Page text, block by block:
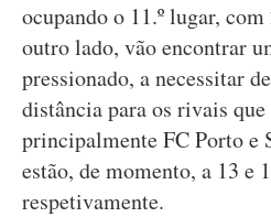
ocupando o 11.º lugar,
outro lado, vão encontrar
pressionado, a necessitar
distância para os rivais que
principalmente FC Porto e
estão, de momento, a 13 e
respetivamente.